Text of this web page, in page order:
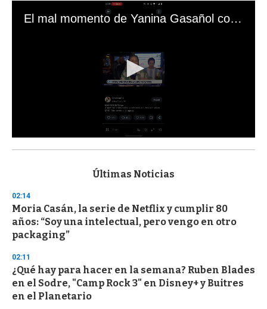
El mal momento de Yanina Gasañol con un hincha argentino en "Subrayado"
s
d
s
o
f
3
s
c
o
n
Últimas Noticias
02:14
Moria Casán, la serie de Netflix y cumplir 80
años: “Soy una intelectual, pero vengo en otro
packaging”
02:11
¿Qué hay para hacer en la semana? Ruben Blades
en el Sodre, "Camp Rock 3" en Disney+ y Buitres
en el Planetario